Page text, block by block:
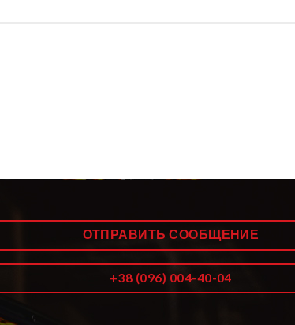
ОТПРАВИТЬ СООБЩЕНИЕ
+38 (096) 004-40-04